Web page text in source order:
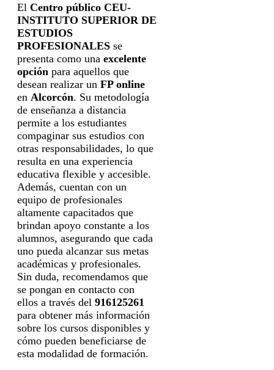
El Centro público CEU-
INSTITUTO SUPERIOR DE
ESTUDIOS
PROFESIONALES se
presenta como una excelente
opción para aquellos que
desean realizar un FP online
en Alcorcón. Su metodología
de enseñanza a distancia
permite a los estudiantes
compaginar sus estudios con
otras responsabilidades, lo que
resulta en una experiencia
educativa flexible y accesible.
Además, cuentan con un
equipo de profesionales
altamente capacitados que
brindan apoyo constante a los
alumnos, asegurando que cada
uno pueda alcanzar sus metas
académicas y profesionales.
Sin duda, recomendamos que
se pongan en contacto con
ellos a través del 916125261
para obtener más información
sobre los cursos disponibles y
cómo pueden beneficiarse de
esta modalidad de formación.